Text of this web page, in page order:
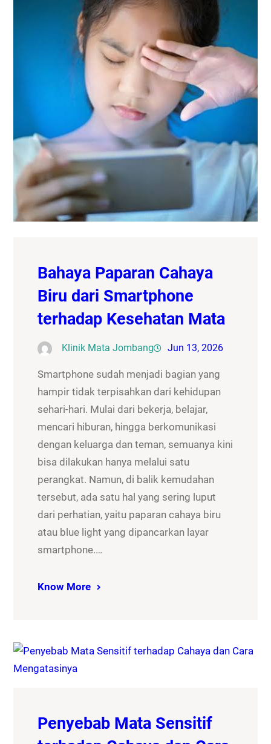
Bahaya Paparan Cahaya
Biru dari Smartphone
terhadap Kesehatan Mata
Klinik Mata Jombang Jun 13, 2026
Smartphone sudah menjadi bagian yang
hampir tidak terpisahkan dari kehidupan
sehari-hari. Mulai dari bekerja, belajar,
mencari hiburan, hingga berkomunikasi
dengan keluarga dan teman, semuanya kini
bisa dilakukan hanya melalui satu
perangkat. Namun, di balik kemudahan
tersebut, ada satu hal yang sering luput
dari perhatian, yaitu paparan cahaya biru
atau blue light yang dipancarkan layar
smartphone.…
Know More
Penyebab Mata Sensitif